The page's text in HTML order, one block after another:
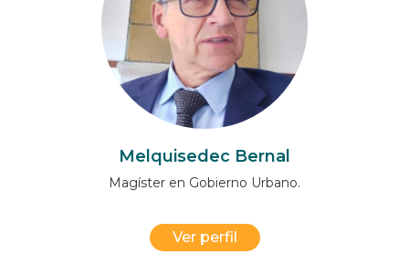
Melquisedec Bernal
Magíster en Gobierno Urbano.
Ver perfil